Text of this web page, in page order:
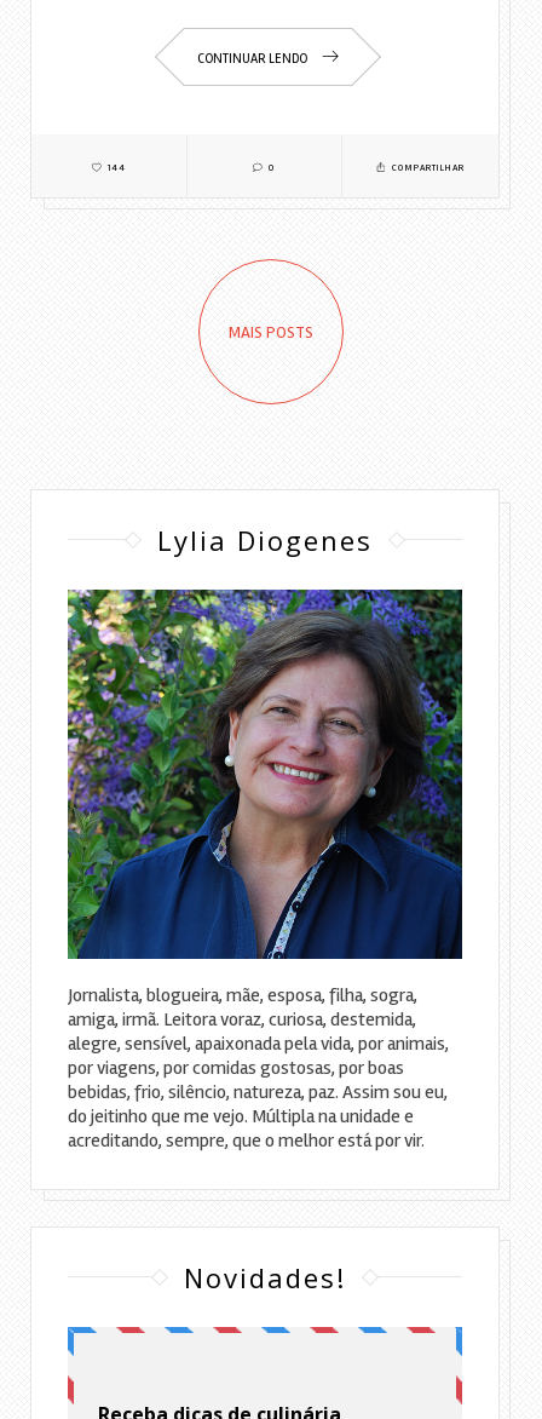
CONTINUAR LENDO
144 0 COMPARTILHAR
MAIS POSTS
Lylia Diogenes
Jornalista, blogueira, mãe, esposa, filha, sogra,
amiga, irmã. Leitora voraz, curiosa, destemida,
alegre, sensível, apaixonada pela vida, por animais,
por viagens, por comidas gostosas, por boas
bebidas, frio, silêncio, natureza, paz. Assim sou eu,
do jeitinho que me vejo. Múltipla na unidade e
acreditando, sempre, que o melhor está por vir.
Novidades!